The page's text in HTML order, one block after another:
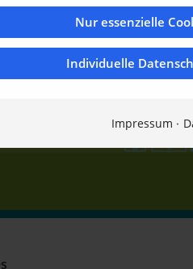
Nur essenzielle
Individuelle
Impressum